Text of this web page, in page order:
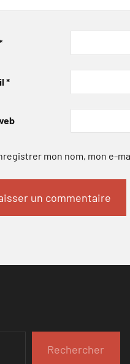
*
mon nom, mon e-
Rechercher